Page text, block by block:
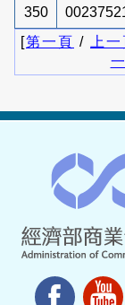
350
[第一頁 / 上